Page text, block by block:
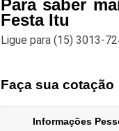
Para saber
Festa Itu
Ligue para (15) 3013-
Faça sua cotação
Informações